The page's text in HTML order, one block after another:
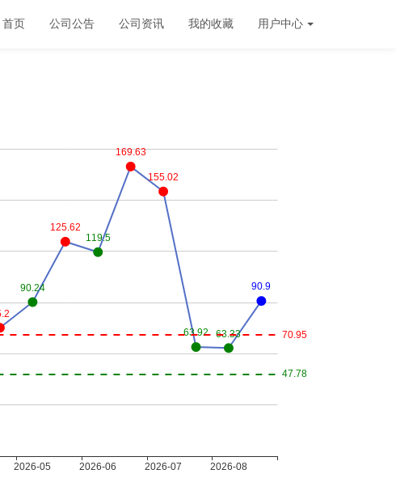
首页 公司公告 公司资讯 我的收藏 用户中心